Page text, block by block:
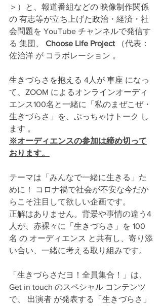
＞）と、報道番組などの 映像制作関係
の 有志等が立ち上げた政治・経済・社
会問題を YouTube チャンネルで発信す
る 集団、 Choose Life Project
（代表：
佐治洋 が コラボレーション 。
生きづらさを抱える 4人が 車座 になっ
て、ZOOM によるオンラインオーディ
エンス100名と一緒に「私のまぜこぜ・
生きづらさ」を、ぶっちゃけトーク し
ます 。
※オーディエンスの参加は締め切って
おります。
テーマは「みんなで一緒に生きる」た
めに！ コロナ禍で社会が不安な今だか
らこそ注目して欲しい企画です。
正解はありません。背景や事情の違う4
人が、赤裸々に「生きづらさ」を 100
名 の オーディエンス と共有し、寄り添
い合い、一緒に考える取り組みです。
「生きづらさだヨ！全員集合！」は、
Get in touch のスペシャル コンテンツ
で、 出演者 が発表する「生きづらさ」